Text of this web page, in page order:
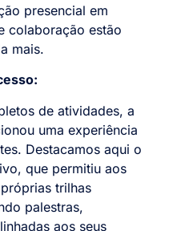
presencial em
colaboração estão
mais.
de atividades, a
uma experiência
Destacamos aqui o
que permitiu aos
trilhas
palestras,
aos seus